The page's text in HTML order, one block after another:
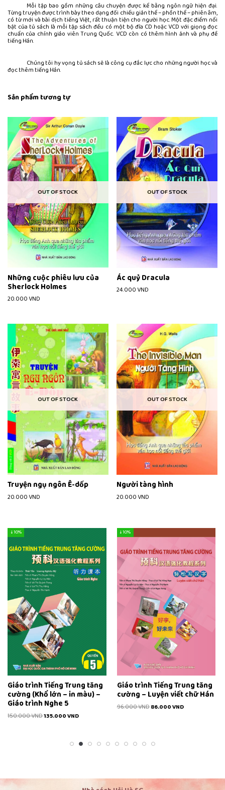
Mỗi tập bao gồm những câu chuyện được kể bằng ngôn ngữ hiện đại.
Từng truyện được trình bày theo dạng đối chiếu giản thể – phồn thể – phiên âm,
có từ mới và bài dịch tiếng Việt, rất thuận tiện cho người học. Một đặc điểm nổi
bật của tủ sách là mỗi tập sách đều có một bộ đĩa CD hoặc VCD với giọng đọc
chuẩn của chính giáo viên Trung Quốc. VCD còn có thêm hình ảnh và phụ đề
tiếng Hán.
Chúng tôi hy vọng tủ sách sẽ là công cụ đắc lực cho những người học và
đọc thêm tiếng Hán.
Sản phẩm tương tự
OUT OF STOCK
Những cuộc phiêu lưu của
Sherlock Holmes
20.000 VND
OUT OF STOCK
Ác quỷ Dracula
24.000 VND
OUT OF STOCK
Truyện ngụ ngôn Ê-dốp
20.000 VND
OUT OF STOCK
Người tàng hình
20.000 VND
↓ 10%
Giáo trình Tiếng Trung tăng
cường (Khổ lớn – in màu) –
Giáo trình Nghe 5
150.000VND135.000VND
↓ 10%
Giáo trình Tiếng Trung tăng
cường – Luyện viết chữ Hán
96.000VND86.000VND